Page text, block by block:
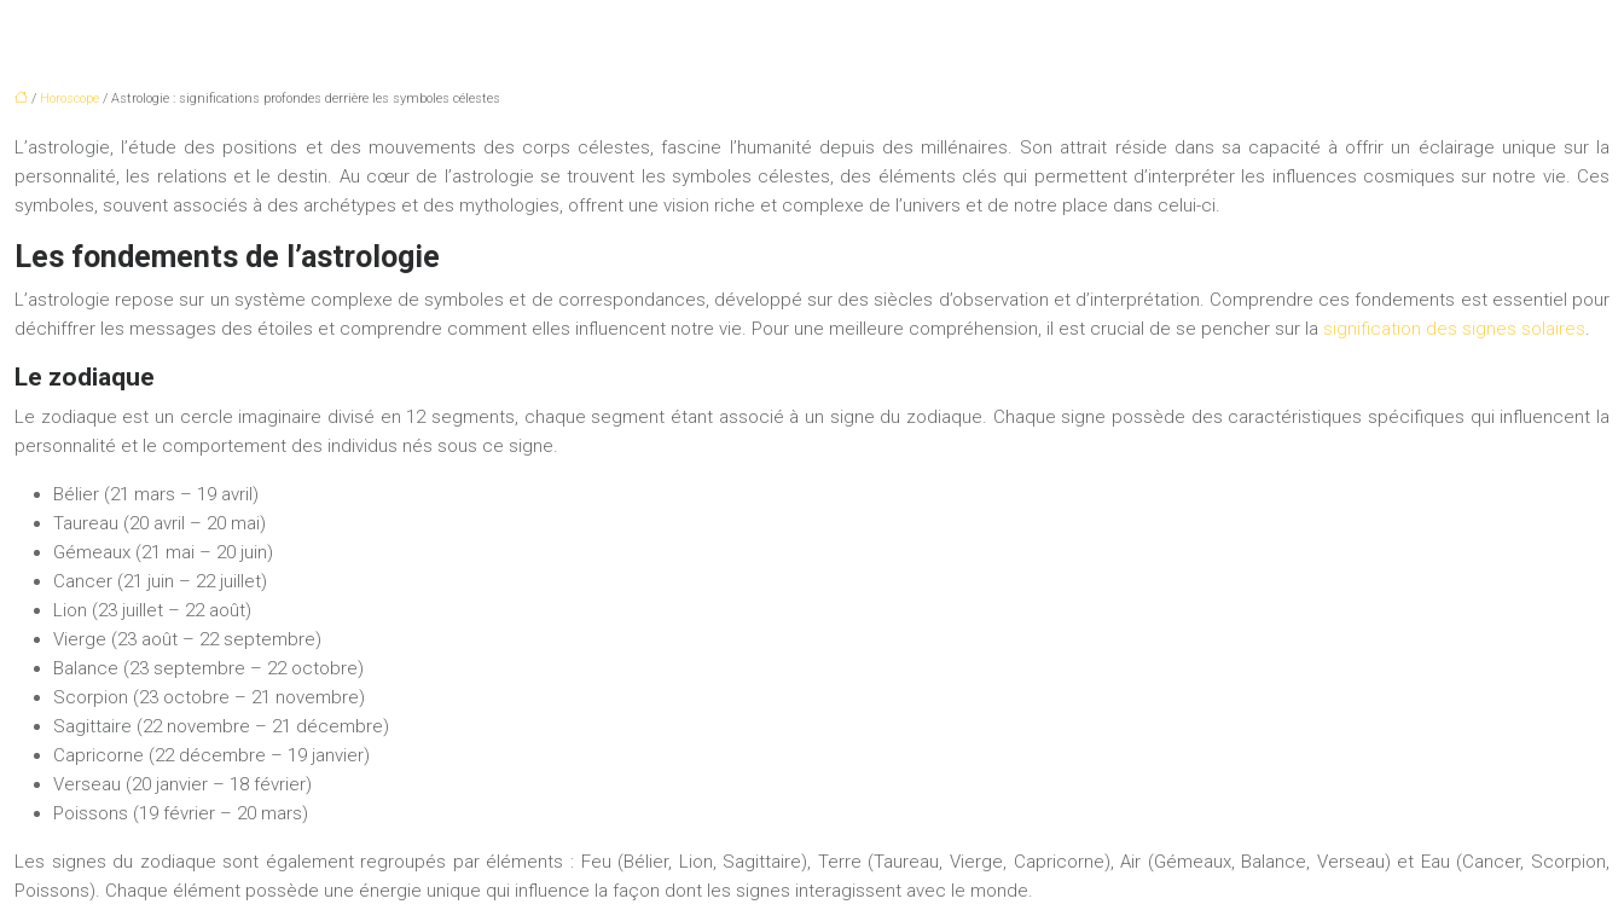
/ Horoscope / Astrologie : significations profondes derrière les symboles célestes
L’astrologie, l’étude des positions et des mouvements des corps célestes, fascine l’humanité depuis des millénaires. Son attrait réside dans sa capacité à offrir un éclairage unique sur la
personnalité, les relations et le destin. Au cœur de l’astrologie se trouvent les symboles célestes, des éléments clés qui permettent d’interpréter les influences cosmiques sur notre vie. Ces
symboles, souvent associés à des archétypes et des mythologies, offrent une vision riche et complexe de l’univers et de notre place dans celui-ci.
Les fondements de l’astrologie
L’astrologie repose sur un système complexe de symboles et de correspondances, développé sur des siècles d’observation et d’interprétation. Comprendre ces fondements est essentiel pour
déchiffrer les messages des étoiles et comprendre comment elles influencent notre vie. Pour une meilleure compréhension, il est crucial de se pencher sur la signification des signes solaires.
Le zodiaque
Le zodiaque est un cercle imaginaire divisé en 12 segments, chaque segment étant associé à un signe du zodiaque. Chaque signe possède des caractéristiques spécifiques qui influencent la
personnalité et le comportement des individus nés sous ce signe.
Bélier (21 mars – 19 avril)
Taureau (20 avril – 20 mai)
Gémeaux (21 mai – 20 juin)
Cancer (21 juin – 22 juillet)
Lion (23 juillet – 22 août)
Vierge (23 août – 22 septembre)
Balance (23 septembre – 22 octobre)
Scorpion (23 octobre – 21 novembre)
Sagittaire (22 novembre – 21 décembre)
Capricorne (22 décembre – 19 janvier)
Verseau (20 janvier – 18 février)
Poissons (19 février – 20 mars)
Les signes du zodiaque sont également regroupés par éléments : Feu (Bélier, Lion, Sagittaire), Terre (Taureau, Vierge, Capricorne), Air (Gémeaux, Balance, Verseau) et Eau (Cancer, Scorpion,
Poissons). Chaque élément possède une énergie unique qui influence la façon dont les signes interagissent avec le monde.